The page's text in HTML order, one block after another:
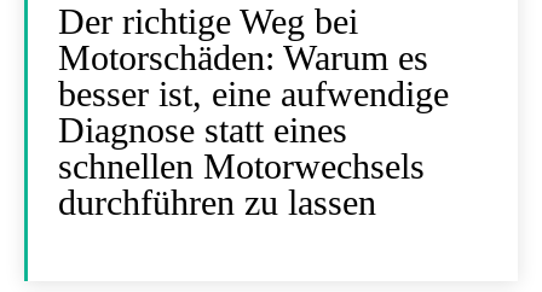
Der richtige Weg bei
Motorschäden: Warum es
besser ist, eine aufwendige
Diagnose statt eines
schnellen Motorwechsels
durchführen zu lassen